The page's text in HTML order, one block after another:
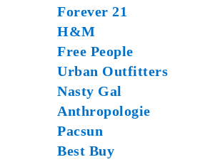
Forever 21
H&M
Free People
Urban Outfitters
Nasty Gal
Anthropologie
Pacsun
Best Buy